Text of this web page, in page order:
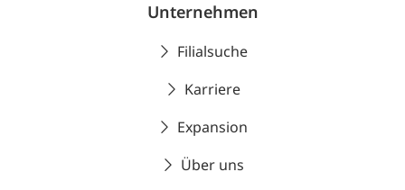
Unternehmen
Filialsuche
Karriere
Expansion
Über uns